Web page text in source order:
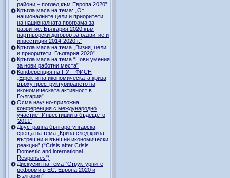
райони – поглед към Европа 2020”
Кръгла маса на тема: „От
националните цели и приоритети
на националната програма за
развитие: България 2020 към
партньорски договор за развитие и
инвестиции 2014-2020 г.”
Кръгла маса на тема „Визия, цели
и приоритети: България 2020”
Кръгла маса на тема “Нови умения
за нови работни места”
Конференция на ПУ – ФИСН
„Ефекти на икономическата криза
върху преструктурирането на
икономическата активност в
България”
Осма научно-приложна
конференция с международно
участие “Инвестиции в бъдещето
'2011”
Двустранна българо-унгарска
среща на тема „Криза след криза:
вътрешни и външни икономически
реакции” (“Crisis after Crisis.
Domestic and international
Responses”)
Дискусия на тема ”Структурните
реформи в ЕС: Европа 2020 и
България”